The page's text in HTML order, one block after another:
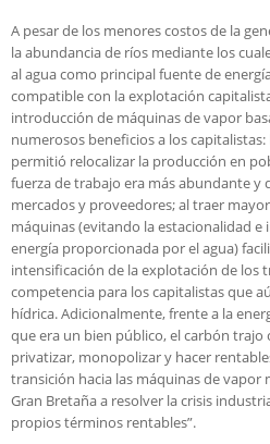
A pesar de los menores costos de la
la abundancia de ríos mediante los
al agua como principal fuente de
compatible con la explotación
introducción de máquinas de vapor
numerosos beneficios a los
permitió relocalizar la producción en
fuerza de trabajo era más abundante y
mercados y proveedores; al traer
máquinas (evitando la estacionalidad e
energía proporcionada por el agua)
intensificación de la explotación de los
competencia para los capitalistas que
hídrica. Adicionalmente, frente a la
que era un bien público, el carbón trajo
privatizar, monopolizar y hacer
transición hacia las máquinas de vapor
Gran Bretaña a resolver la crisis
propios términos rentables”.